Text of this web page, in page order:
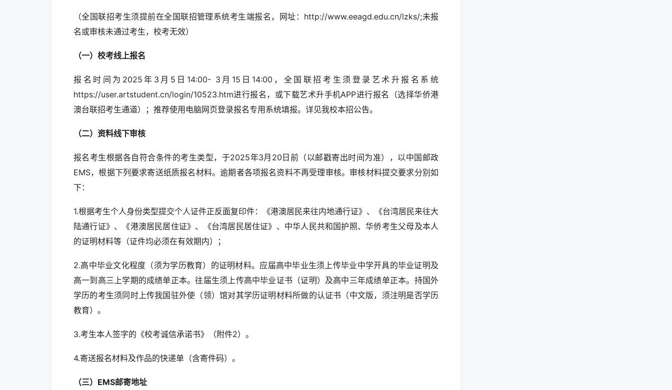
（全国联招考生须提前在全国联招管理系统考生端报名，网址：http://www.eeagd.edu.cn/lzks/;未报
名或审核未通过考生，校考无效）
（一）校考线上报名
报名时间为2025年3月5日14:00- 3月15日14:00，全国联招考生须登录艺术升报名系统
https://user.artstudent.cn/login/10523.htm进行报名，或下载艺术升手机APP进行报名（选择华侨港
澳台联招考生通道）；推荐使用电脑网页登录报名专用系统填报。详见我校本招公告。
（二）资料线下审核
报名考生根据各自符合条件的考生类型，于2025年3月20日前（以邮戳寄出时间为准），以中国邮政
EMS，根据下列要求寄送纸质报名材料。逾期者各项报名资料不再受理审核。审核材料提交要求分别如
下：
1.根据考生个人身份类型提交个人证件正反面复印件：《港澳居民来往内地通行证》、《台湾居民来往大
陆通行证》、《港澳居民居住证》、《台湾居民居住证》、中华人民共和国护照、华侨考生父母及本人
的证明材料等（证件均必须在有效期内）；
2.高中毕业文化程度（须为学历教育）的证明材料。应届高中毕业生须上传毕业中学开具的毕业证明及
高一到高三上学期的成绩单正本。往届生须上传高中毕业证书（证明）及高中三年成绩单正本。持国外
学历的考生须同时上传我国驻外使（领）馆对其学历证明材料所做的认证书（中文版，须注明是否学历
教育）。
3.考生本人签字的《校考诚信承诺书》（附件2）。
4.寄送报名材料及作品的快递单（含寄件码）。
（三）EMS邮寄地址